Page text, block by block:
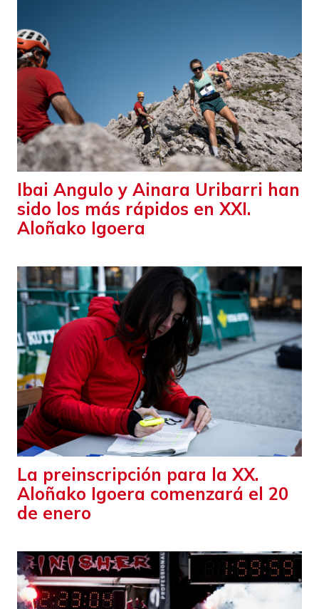
Ibai Angulo y Ainara Uribarri han
sido los más rápidos en XXI.
Aloñako Igoera
La preinscripción para la XX.
Aloñako Igoera comenzará el 20
de enero